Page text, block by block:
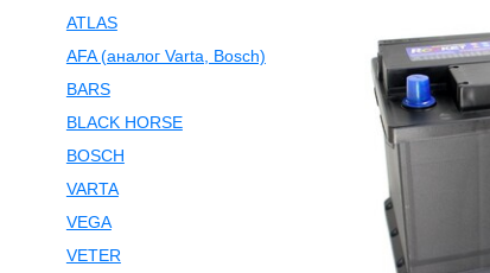
ATLAS
AFA (аналог Varta, Bosch)
BARS
BLACK HORSE
BOSCH
VARTA
VEGA
VETER